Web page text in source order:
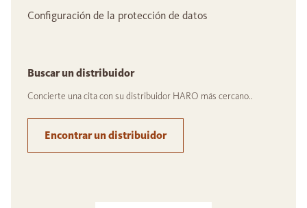
Configuración de la protección de datos
Buscar un distribuidor
Concierte una cita con su distribuidor HARO más cercano..
Encontrar un distribuidor